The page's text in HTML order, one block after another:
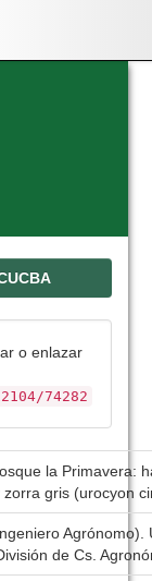
o enlazar
74282
la Primavera:
gris (urocyon
Agrónomo).
de Cs.